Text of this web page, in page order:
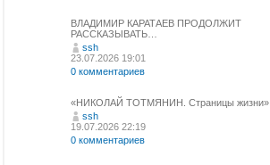
ВЛАДИМИР КАРАТАЕВ ПРОДОЛЖИТ
РАССКАЗЫВАТЬ…
ssh
23.07.2026 19:01
0 комментариев
«НИКОЛАЙ ТОТМЯНИН. Страницы жизни»
ssh
19.07.2026 22:19
0 комментариев